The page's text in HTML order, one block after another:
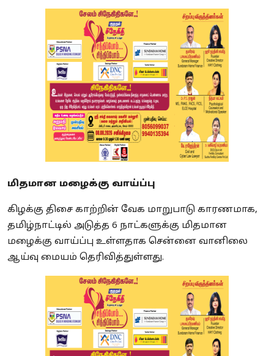
மிதமான மழைக்கு வாய்ப்பு
கிழக்கு திசை காற்றின் வேக மாறுபாடு காரணமாக,
தமிழ்நாட்டில் அடுத்த 6 நாட்களுக்கு மிதமான
மழைக்கு வாய்ப்பு உள்ளதாக சென்னை வானிலை
ஆய்வு மையம் தெரிவித்துள்ளது.